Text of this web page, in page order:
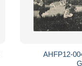
AHFP12-